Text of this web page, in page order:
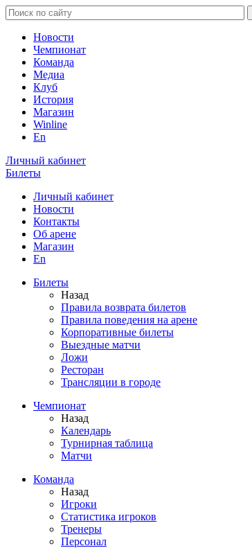
Новости
Чемпионат
Команда
Медиа
Клуб
История
Магазин
Winline
En
Личный кабинет
Билеты
Личный кабинет
Новости
Контакты
Об арене
Магазин
En
Билеты
Назад
Правила возврата билетов
Правила поведения на арене
Корпоративные билеты
Выездные матчи
Ложи
Ресторан
Трансляции в городе
Чемпионат
Назад
Календарь
Турнирная таблица
Матчи
Команда
Назад
Игроки
Статистика игроков
Тренеры
Персонал